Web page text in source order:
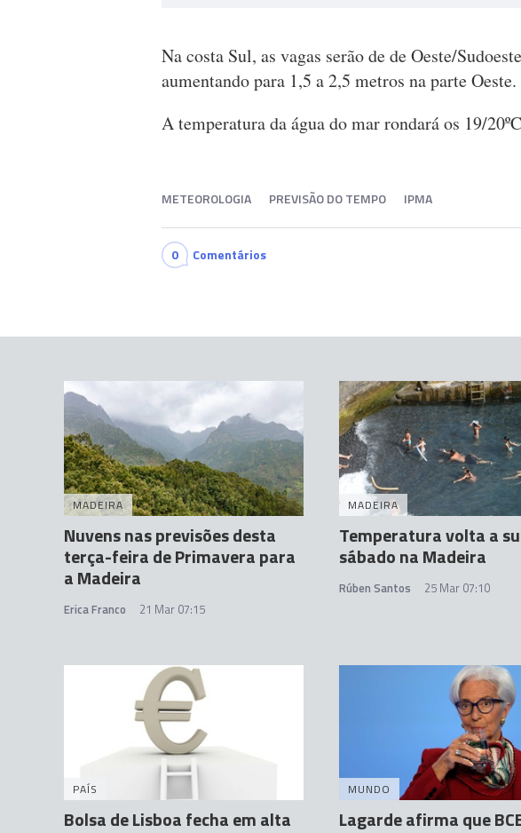
Na costa Sul, as vagas serão de de Oeste/
aumentando para 1,5 a 2,5 metros na parte Oeste.
A temperatura da água do mar rondará os 19/
METEOROLOGIA PREVISÃO DO TEMPO IPMA
0 Comentários
MADEIRA
Nuvens nas previsões desta
terça-feira de Primavera para
a Madeira
Erica Franco 21 Mar 07:15
MADEIRA
Temperatura volta a
sábado na Madeira
Rúben Santos 25 Mar 07:10
PAÍS
Bolsa de Lisboa fecha em alta
MUNDO
Lagarde afirma que